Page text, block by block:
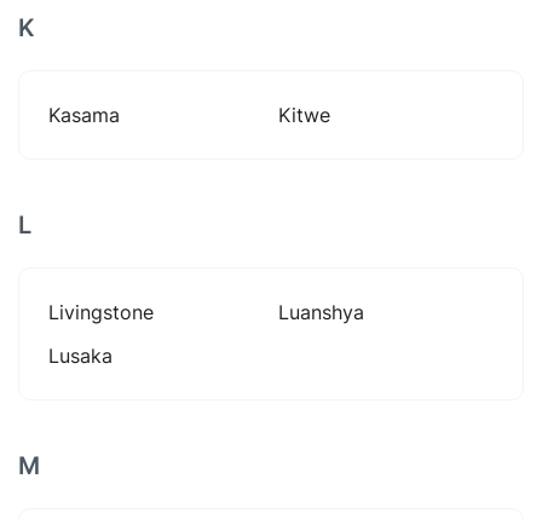
K
Kasama Kitwe
L
Livingstone
Luanshya
Lusaka
M